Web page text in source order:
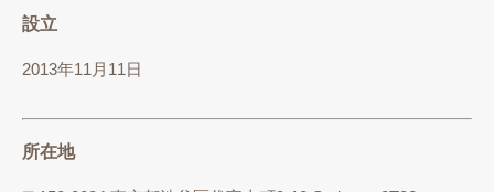
設立
2013年11月11日
所在地